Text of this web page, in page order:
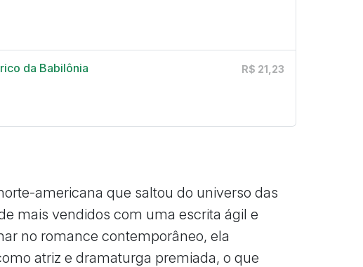
da Babilônia R$ 21,23
americana que saltou do universo das
mais vendidos com uma escrita ágil e
no romance contemporâneo, ela
atriz e dramaturga premiada, o que